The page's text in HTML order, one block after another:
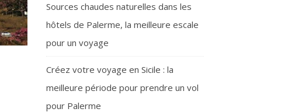
Sources chaudes naturelles dans les
hôtels de Palerme, la meilleure escale
pour un voyage
Créez votre voyage en Sicile : la
meilleure période pour prendre un vol
pour Palerme